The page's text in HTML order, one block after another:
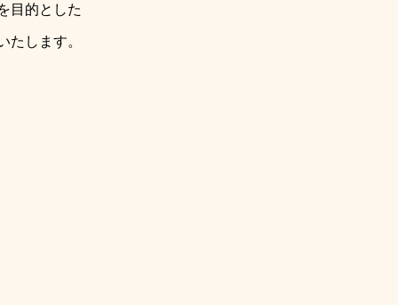
目的とした
します。